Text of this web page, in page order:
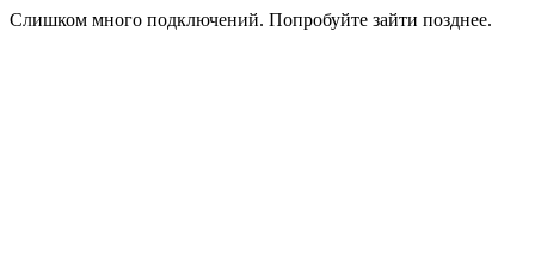
Слишком много подключений. Попробуйте зайти позднее.